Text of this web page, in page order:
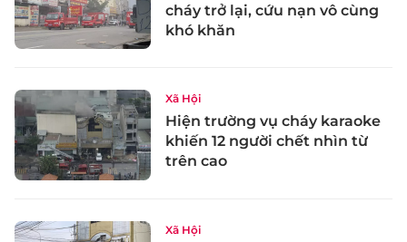
cháy trở lại, cứu nạn vô cùng
khó khăn
Xã Hội
Hiện trường vụ cháy karaoke
khiến 12 người chết nhìn từ
trên cao
Xã Hội